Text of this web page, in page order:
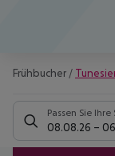
Frühbucher /
Passen Sie Ihre
08.08.26 –